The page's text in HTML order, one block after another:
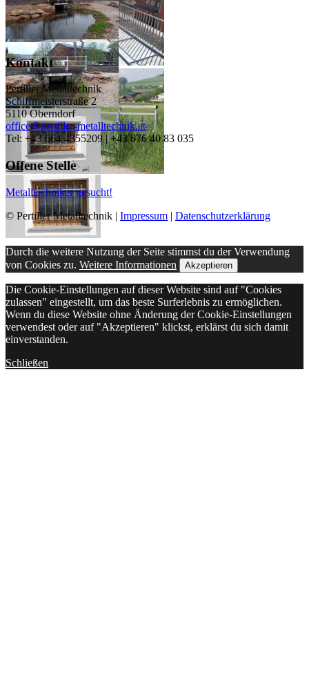
Kontakt
Pertiller Metalltechnik
Schiffmeisterstraße 2
5110 Oberndorf
office@pertiller-metalltechnik.at
Tel: +43 664 4355209 | +43 676 40 83 035
Offene Stelle
Metalltechniker gesucht!
© Pertiller Metalltechnik | Impressum | Datenschutzerklärung
Durch die weitere Nutzung der Seite stimmst du der Verwendung
von Cookies zu. Weitere Informationen Akzeptieren
Die Cookie-Einstellungen auf dieser Website sind auf "Cookies
zulassen" eingestellt, um das beste Surferlebnis zu ermöglichen.
Wenn du diese Website ohne Änderung der Cookie-Einstellungen
verwendest oder auf "Akzeptieren" klickst, erklärst du sich damit
einverstanden.
Schließen